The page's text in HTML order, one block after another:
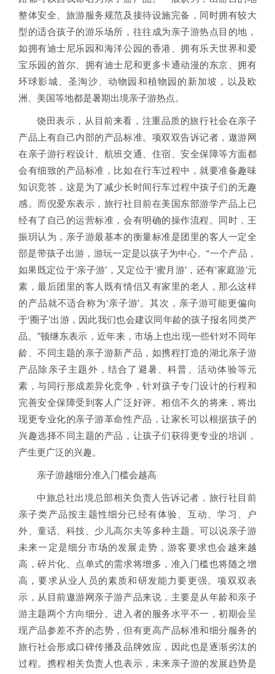
整体安全、旅游服务规范及接待设施完备，同时拥有较大
型的适合孩子的游乐场所，往往成为亲子游热点目的地，
如拥有迪士尼乐园和海洋公园的香港、拥有乐天世界和爱
宝乐园的首尔、拥有迪士尼和更多卡通动漫的东京、拥有
环球影城、圣淘沙、动物园和植物园的新加坡，以及欧
洲、美国等地都是暑期出境亲子游热点。
饶田表示，从目前来看，注重品质的旅行社会在亲子
产品上有自己内部的产品标准。项双双告诉记者，遨游网
在亲子游行程设计、航班交通、住宿、安全保障等方面都
会有细致的产品标准，比如在行车过程中，就要准备趣味
知识竞答，这是为了减少长时间行车过程中孩子们的无趣
感。而倪爱东表示，旅行社目前在美国东部游学产品上已
经有了自己的运营标准，会有明确的操作流程。同时，王
振玥认为，亲子游最基本的衡量标准是团里的客人一定全
部是带孩子出游，游玩一定是以孩子为中心。“一个产品，
如果既定位于‘亲子游’，又定位于‘蜜月游’，还有‘家庭游’元
素，最后团里的客人既有情侣又有家里的老人，那么这样
的产品就不适合称为‘亲子游’。其次，亲子游可能更偏向
于‘圈子’出游，因此我们也会建议同年龄的孩子报名同类产
品。”顿继东表示，近年来，市场上也出现一些针对不同年
龄、不同主题的亲子游新产品，如携程打造的湖北亲子游
产品除亲子主题外，结合了避暑、科普、活动体验等元
素，与同行形成差异化竞争，针对孩子专门设计的行程和
完善安全保障受到客人广泛好评。相信不久的将来，将出
现更专业化的亲子游革命性产品，让家长可以根据孩子的
兴趣选择不同主题的产品，让孩子们获得更专业的培训，
产生更广泛的兴趣。
亲子游越细分准入门槛会越高
中旅总社出境总部相关负责人告诉记者，旅行社目前
亲子类产品按主题性细分已经有体验、互动、学习、户
外、童话、科技、少儿高尔夫等多种主题。可以说亲子游
未来一定是细分市场的发展走势，游客要求也会越来越
高，碎片化、点单式的需求将增多，准入门槛也将随之增
高，要求从业人员的素质和研发能力要更强。项双双表
示，从目前遨游网亲子游产品来说，主要是从年龄和亲子
游主题两个方向细分。进入者的服务水平不一，初期会呈
现产品参差不齐的态势，但有更高产品标准和细分服务的
旅行社会形成口碑传播及品牌效应，因此也是逐渐劣汰的
过程。携程相关负责人也表示，未来亲子游的发展趋势是